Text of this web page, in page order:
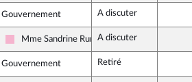
Gouvernement A discuter
Socialistes et apparentés
Mme Sandrine RunelA discuter
Gouvernement Retiré